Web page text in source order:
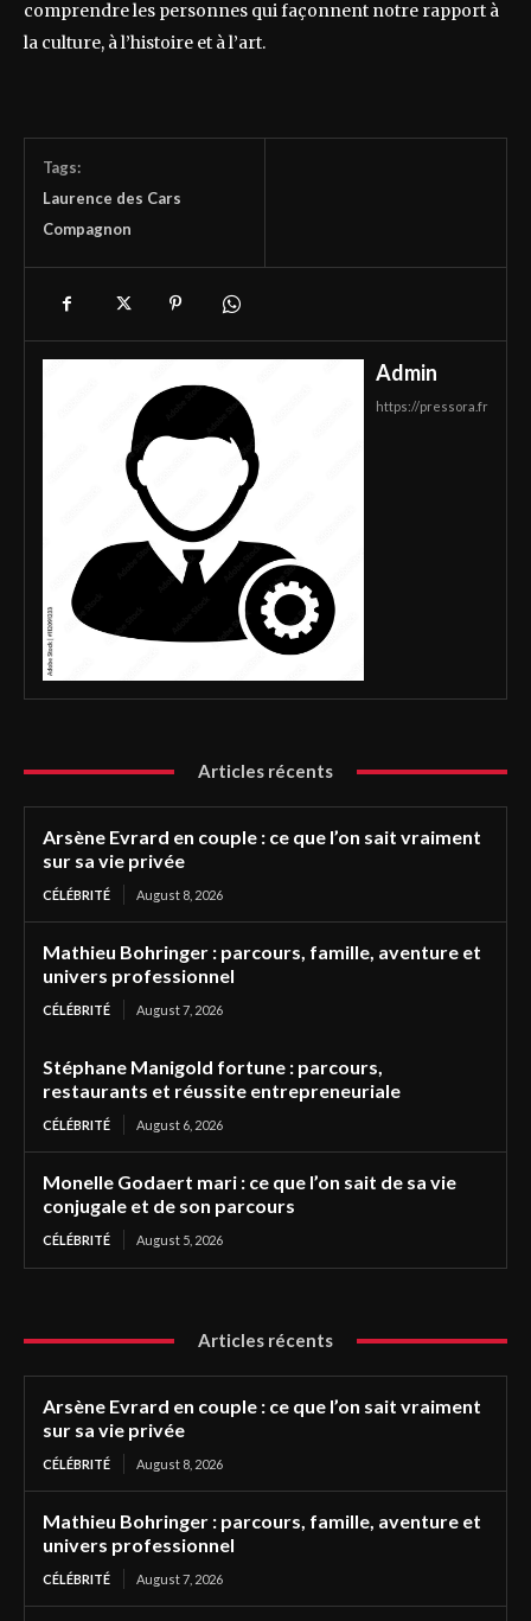
comprendre les personnes qui façonnent notre rapport à
la culture, à l’histoire et à l’art.
Tags:
Laurence des Cars
Compagnon
Admin
https://pressora.fr
Articles récents
Arsène Evrard en couple : ce que l’on sait vraiment
sur sa vie privée
CÉLÉBRITÉ August 8, 2026
Mathieu Bohringer : parcours, famille, aventure et
univers professionnel
CÉLÉBRITÉ August 7, 2026
Stéphane Manigold fortune : parcours,
restaurants et réussite entrepreneuriale
CÉLÉBRITÉ August 6, 2026
Monelle Godaert mari : ce que l’on sait de sa vie
conjugale et de son parcours
CÉLÉBRITÉ August 5, 2026
Articles récents
Arsène Evrard en couple : ce que l’on sait vraiment
sur sa vie privée
CÉLÉBRITÉ August 8, 2026
Mathieu Bohringer : parcours, famille, aventure et
univers professionnel
CÉLÉBRITÉ August 7, 2026